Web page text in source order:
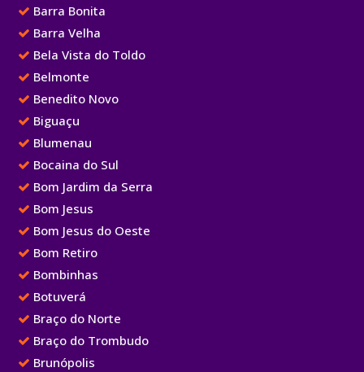
Barra Bonita
Barra Velha
Bela Vista do Toldo
Belmonte
Benedito Novo
Biguaçu
Blumenau
Bocaina do Sul
Bom Jardim da Serra
Bom Jesus
Bom Jesus do Oeste
Bom Retiro
Bombinhas
Botuverá
Braço do Norte
Braço do Trombudo
Brunópolis